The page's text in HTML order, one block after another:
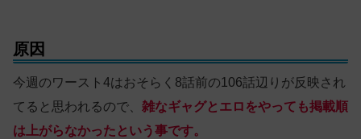
原因
今週のワースト4はおそらく8話前の106話辺りが反映され
てると思われるので、 雑なギャグとエロをやっても掲載順
は上がらなかったという事です。